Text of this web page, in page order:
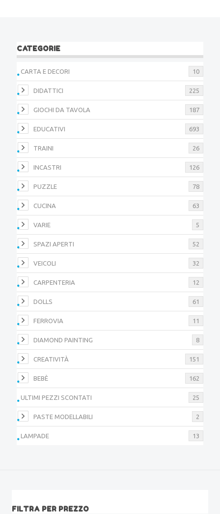
CATEGORIE
CARTA E DECORI 10
DIDATTICI 225
GIOCHI DA TAVOLA 187
EDUCATIVI 693
TRAINI 26
INCASTRI 126
PUZZLE 78
CUCINA 63
VARIE 5
SPAZI APERTI 52
VEICOLI 32
CARPENTERIA 12
DOLLS 61
FERROVIA 11
DIAMOND PAINTING 8
CREATIVITÀ 151
BEBÈ 162
ULTIMI PEZZI SCONTATI 25
PASTE MODELLABILI 2
LAMPADE 13
FILTRA PER PREZZO